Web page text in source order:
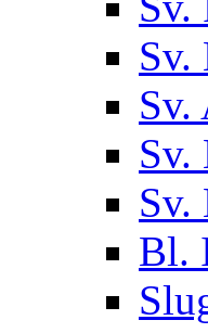
Sv.
Sv.
Sv.
Bl.